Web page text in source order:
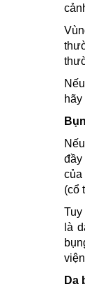
đầy
của
(cổ
là
Da